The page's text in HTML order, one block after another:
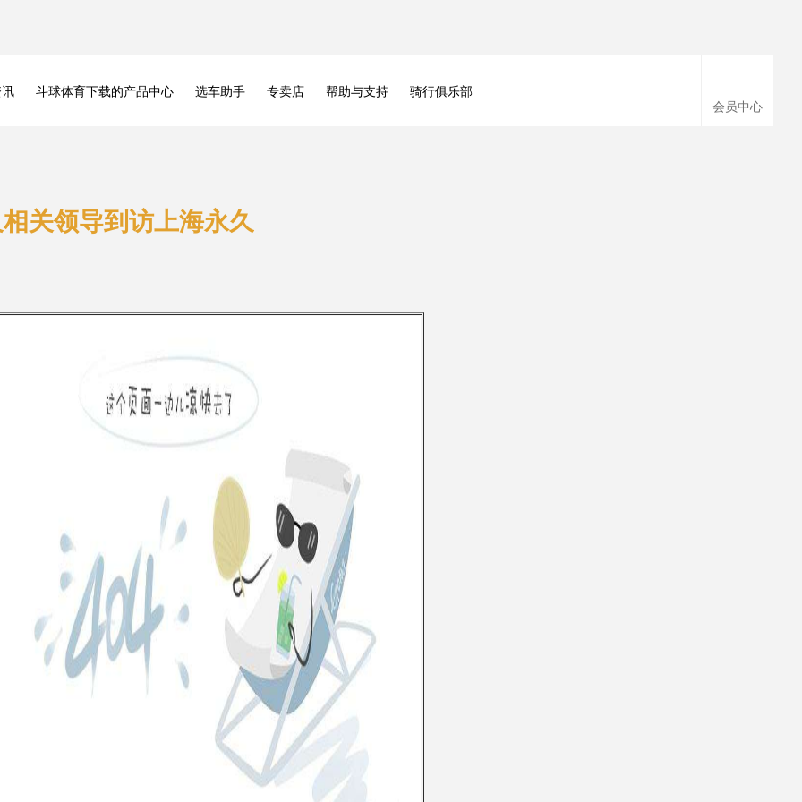
会员中心
斗球体育下载的产品中心 选车助手 专卖店 帮助与支持 骑行俱乐部
关领导到访上海永久